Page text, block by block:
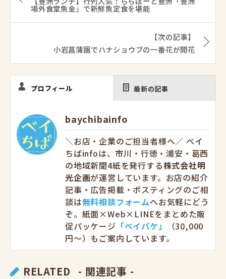
場外食堂魚金」で新鮮魚定食を堪能
【次の記事】
小岩菖蒲園でハナショウブの一番花が開花
プロフィール 最新の記事
baychibainfo
＼お店・企業のご担当者様へ／ ベイ
ちばinfoは、市川・行徳・浦安・葛西
の地域新聞4紙を発行する株式会社明
光企画が運営しています。お店の紹介
記事・広告掲載・ポスティングのご相
談は無料相談フォームへお気軽にどう
ぞ。紙面×Web×LINEをまとめた販
促パッケージ 「ベイパケ」
（30,000
円〜）もご案内しています。
RELATED - 関連記事 -